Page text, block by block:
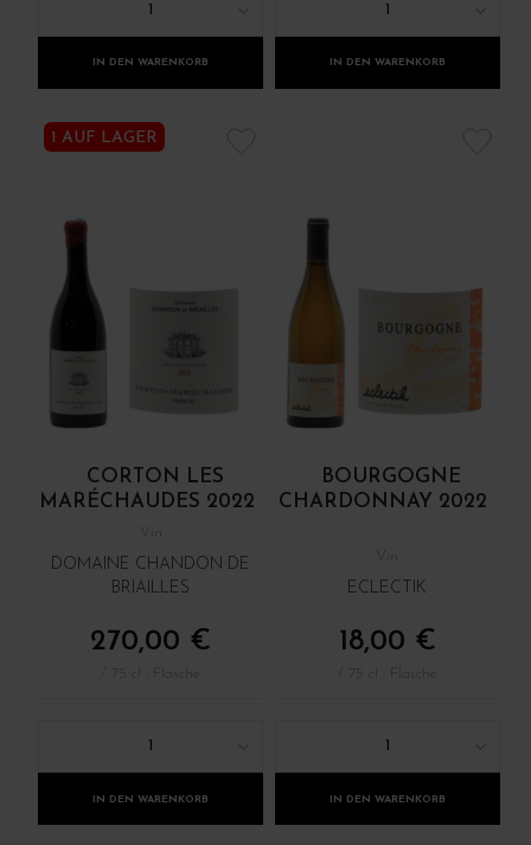
1
IN DEN WARENKORB
1
IN DEN WARENKORB
1 AUF LAGER
CORTON LES
MARÉCHAUDES 2022
DOMAINE CHANDON DE
BRIAILLES
270,00 €
IN DEN WARENKORB
BOURGOGNE
CHARDONNAY 2022
ECLECTIK
18,00 €
IN DEN WARENKORB